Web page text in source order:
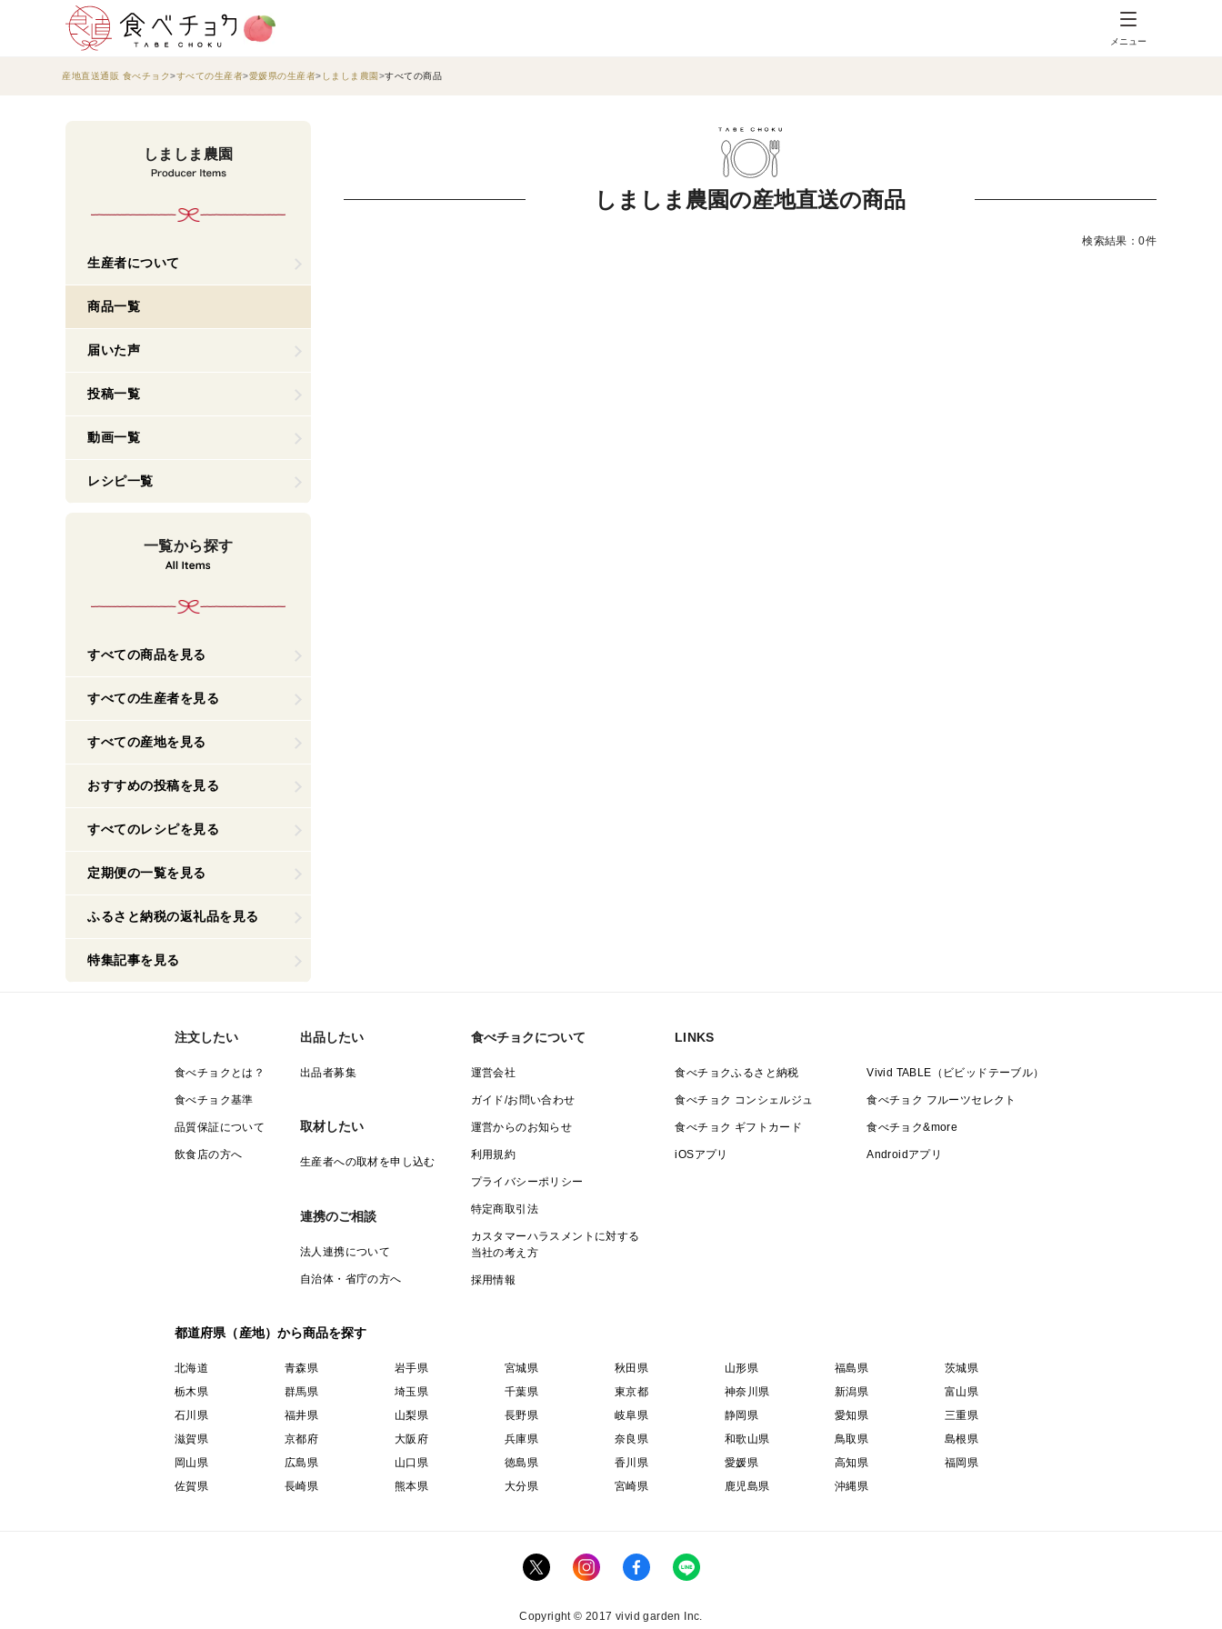
メニュー
産地直送通販 食べチョク すべての生産者 愛媛県の生産者 しましま農園 すべての商品
しましま農園
生産者について
商品一覧
届いた声
投稿一覧
動画一覧
レシピ一覧
一覧から探す
すべての商品を見る
すべての生産者を見る
すべての産地を見る
おすすめの投稿を見る
すべてのレシピを見る
定期便の一覧を見る
ふるさと納税の返礼品を見る
特集記事を見る
しましま農園の産地直送の商品
検索結果：0件
注文したい
食べチョクとは？
食べチョク基準
品質保証について
飲食店の方へ
出品したい
出品者募集
取材したい
生産者への取材を申し込む
連携のご相談
法人連携について
自治体・省庁の方へ
食べチョクについて
運営会社
ガイド/お問い合わせ
運営からのお知らせ
利用規約
プライバシーポリシー
特定商取引法
カスタマーハラスメントに対する
当社の考え方
採用情報
LINKS
食べチョクふるさと納税 Vivid TABLE（ビビッドテーブル）
食べチョク コンシェルジュ 食べチョク フルーツセレクト
食べチョク ギフトカード 食べチョク&more
iOSアプリ Androidアプリ
都道府県（産地）から商品を探す
北海道 青森県 岩手県 宮城県 秋田県 山形県 福島県
茨城県
栃木県
群馬県 埼玉県 千葉県 東京都 神奈川県 新潟県
富山県
石川県
福井県 山梨県 長野県 岐阜県 静岡県 愛知県
三重県
滋賀県
京都府 大阪府 兵庫県 奈良県 和歌山県 鳥取県
島根県
岡山県
広島県 山口県 徳島県 香川県 愛媛県 高知県
福岡県
佐賀県
長崎県 熊本県 大分県 宮崎県 鹿児島県 沖縄県
Copyright © 2017 vivid garden Inc.